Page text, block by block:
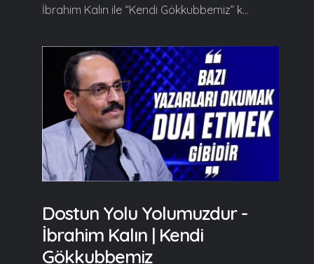
İbrahim Kalın ile “Kendi Gökkubbemiz” kendine has üslubuyla farklı ufuklara yelken açtırmaya kaldığı yerden devam ediyor. Her hafta farklı konulara değinerek izleyicilerine yeni fikir kapıları aralayan İbrahim Kalın bu bölümde "İslam, Birlik ve Dijitalizm" kavramları üzerinde duruyor. Kendi Gökkubbemiz'in yeni bölümde başlıca şunlar konuşuldu; Serdar Tuncer: Hocam hoş geldiniz. Gelirken şu meseleyi mutlaka hocama sormam lazım dedim oradan başlayacağım. Bazen şikayet ediyoruz hani biz niye müslümanlar olarak bir araya gelemiyoruz, niye farklılıklarımızı bir kenara bırakamıyoruz, ittihad-ı islam hayal mi, asla mı olmayacak? İslam dünyasını gezip, gören, yakından bilen birisi olarak niçin bir araya gelemiyoruz, nasıl bir araya gelebiliriz?... İbrahim Kalın: Hoş bulduk. Aslında bu işin özü kesrette vahdet neşvesini yakalamakta. Bazen biz birliği, beraberliği, ittihadı tek tiplik zannediyoruz. Birlik olmak, beraber olmak tek tipleşmek demek değil. Farklılıklarla birlikte bir arada olduğumuz zaman anlamlı hale geliyor. Fakat bu da bir yer extreme uçta yani ifrat ve tefrit noktasında... Birlik ve beraberliği sağlayacak bir zeminimiz yok. Böyle farklılıklar olmaya devam edecek. Etnik farklılıklar, mezhebi farklılıklar, coğrafi, siyasi, kültürel vs... Bu sefer başka bir dağılmanın içine gidiyoruz. Birlik ve beraberliği tek tiplik olarak anlamak yerine onu bir kesrette vahdet, çokluk içindeki birlik olarak algılamak, farklılıkları da insanı sonsuz, sonu gelmeyen bir kaosa, kargaşaya sevk eden bir şey olarak görmeyi bir kenara koyup bunların içinden birlik ve beraberliği ruhen, manen, fiziken, siyaseten ve diğer alanlarda sağlayacak bir perspektife ihtiyaç var... Devamı videoda... Gelin, Beraber Yürüyelim...
Dostun Yolu Yolumuzdur -
İbrahim Kalın | Kendi
Gökkubbemiz